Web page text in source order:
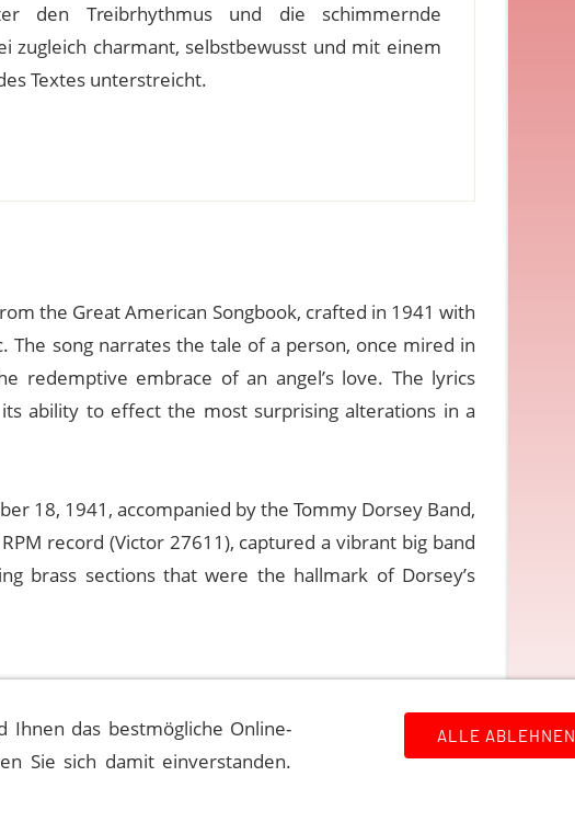
den Treibrhythmus und die schimmernde
zugleich charmant, selbstbewusst und mit einem
Textes unterstreicht.
the Great American Songbook, crafted in 1941 with
The song narrates the tale of a person, once mired in
redemptive embrace of an angel’s love. The lyrics
ability to effect the most surprising alterations in a
18, 1941, accompanied by the Tommy Dorsey Band,
record (Victor 27611), captured a vibrant big band
brass sections that were the hallmark of Dorsey’s
das bestmögliche Online-
Sie sich damit einverstanden.
ALLE ABLEHNEN